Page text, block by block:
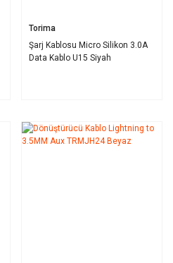
Torima
Şarj Kablosu Micro Silikon 3.0A
Data Kablo U15 Siyah